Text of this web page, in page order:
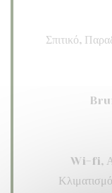
Σπιτικό,
Wi-fi,